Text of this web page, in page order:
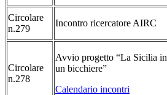
Circolare
n.279
Incontro ricercatore AIRC
Circolare
n.278
Avvio progetto “La Sicilia in
un bicchiere”
Calendario incontri